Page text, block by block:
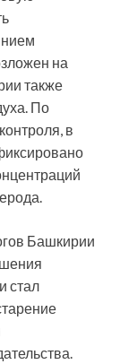
на
также
По
в
Башкирии
стал